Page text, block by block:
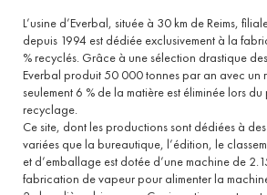
L’usine d’Everbal, située à 30 km de Reims,
depuis 1994 est dédiée exclusivement à la
% recyclés. Grâce à une sélection drastique
Everbal produit 50 000 tonnes par an avec un
seulement 6 % de la matière est éliminée lors
recyclage.
Ce site, dont les productions sont dédiées à
variées que la bureautique, l’édition, le
et d’emballage est dotée d’une machine de
fabrication de vapeur pour alimenter la